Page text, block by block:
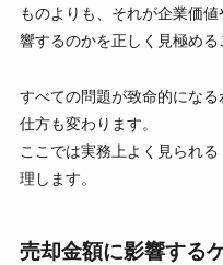
ものよりも、それが企業価
響するのかを正しく見極める
すべての問題が致命的にな
仕方も変わります。
ここでは実務上よく見られ
理します。
売却金額に影響する